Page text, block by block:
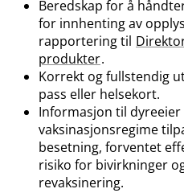
Beredskap for å
for innhenting av
rapportering til
produkter.
Korrekt og fullstendig
pass eller helsekort.
Informasjon til dyreeier
vaksinasjonsregime
besetning, forventet
risiko for bivirkninger
revaksinering.